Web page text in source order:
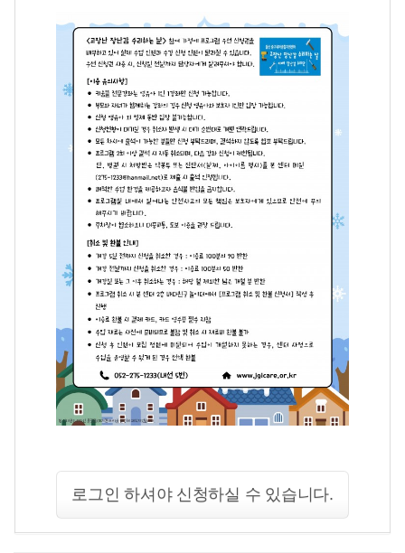
로그인 하셔야 신청하실 수 있습니다.